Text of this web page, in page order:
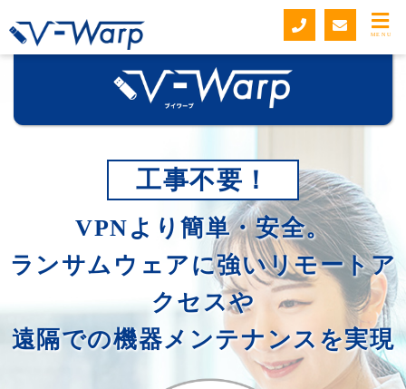
MENU
工事不要！
VPNより簡単・安全。
ランサムウェアに強いリモートア
クセスや
遠隔での機器メンテナンスを実現